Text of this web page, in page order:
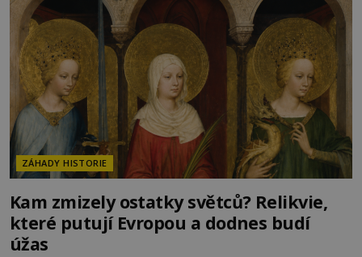
Mikuláše a odváží jeho ostatky přes moře do Bari.
Je to zbožná záchrana před nebezpečím, nebo
promyšlená krádež,
ZÁHADY HISTORIE
Kam zmizely ostatky světců? Relikvie,
které putují Evropou a dodnes budí
úžas